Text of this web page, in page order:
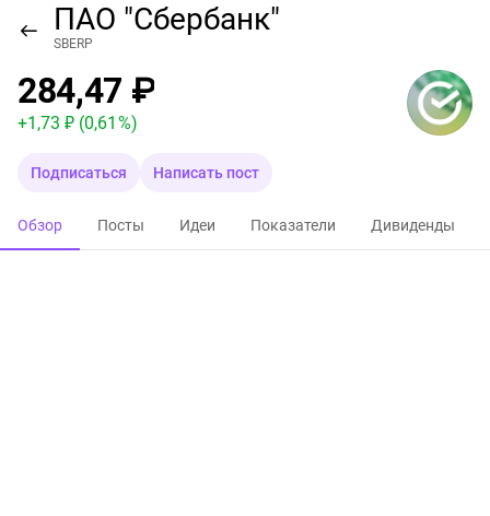
ПАО "Сбербанк"
SBERP
284,47 ₽
+1,73 ₽ (0,61 %)
Подписаться Написать пост
Обзор Посты Идеи Показатели Дивиденды